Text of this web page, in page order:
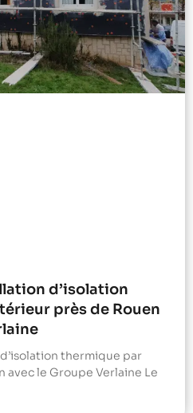
d’isolation
près de Rouen
thermique par
avec le Groupe Verlaine Le